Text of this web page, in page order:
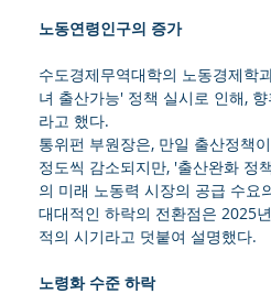
노동연령인구의 증가
수도경제무역대학의 노동경제학
녀 출산가능' 정책 실시로 인해,
라고 했다.
통위펀 부원장은, 만일 출산정책
정도씩 감소되지만, '출산완화 정
의 미래 노동력 시장의 공급 수요
대대적인 하락의 전환점은 2025
적의 시기라고 덧붙여 설명했다.
노령화 수준 하락